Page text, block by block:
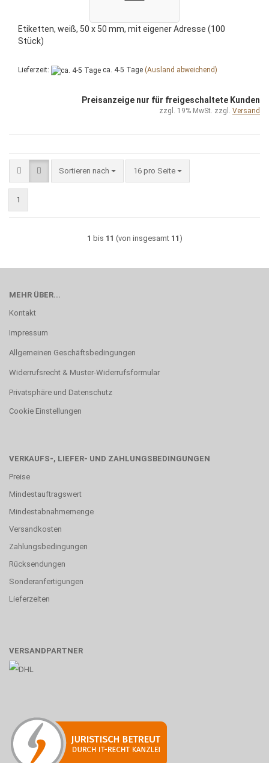
Etiketten, weiß, 50 x 50 mm, mit eigener Adresse (100
Stück)
Lieferzeit: ca. 4-5 Tage (Ausland abweichend)
Preisanzeige nur für freigeschaltete Kunden
zzgl. 19% MwSt. zzgl. Versand
Sortieren nach
Sortieren nach 16 pro Seite
pro Seite
1
1 bis 11 (von insgesamt 11)
MEHR ÜBER...
Kontakt
Impressum
Allgemeinen Geschäftsbedingungen
Widerrufsrecht & Muster-Widerrufsformular
Privatsphäre und Datenschutz
Cookie Einstellungen
VERKAUFS-, LIEFER- UND ZAHLUNGSBEDINGUNGEN
Preise
Mindestauftragswert
Mindestabnahmemenge
Versandkosten
Zahlungsbedingungen
Rücksendungen
Sonderanfertigungen
Lieferzeiten
VERSANDPARTNER